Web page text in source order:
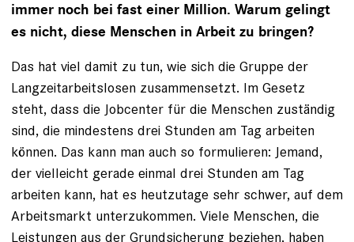
immer noch bei fast einer Million. Warum gelingt
es nicht, diese Menschen in Arbeit zu bringen?
Das hat viel damit zu tun, wie sich die Gruppe der
Langzeitarbeitslosen zusammensetzt. Im Gesetz
steht, dass die Jobcenter für die Menschen zuständig
sind, die mindestens drei Stunden am Tag arbeiten
können. Das kann man auch so formulieren: Jemand,
der vielleicht gerade einmal drei Stunden am Tag
arbeiten kann, hat es heutzutage sehr schwer, auf dem
Arbeitsmarkt unterzukommen. Viele Menschen, die
Leistungen aus der Grundsicherung beziehen, haben